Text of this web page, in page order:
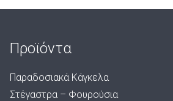
Προϊόντα
Παραδοσιακά Κάγκελα
Στέγαστρα – Φουρούσια